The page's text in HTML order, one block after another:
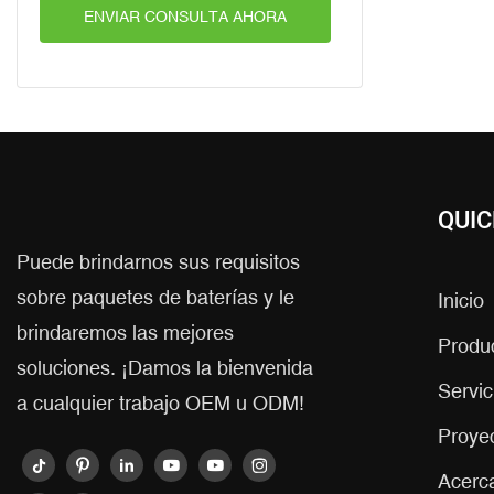
ENVIAR CONSULTA AHORA
Puede brindarnos sus requisitos
sobre paquetes de baterías y le
brindaremos las mejores
soluciones. ¡Damos la bienvenida
a cualquier trabajo OEM u ODM!
Inicio